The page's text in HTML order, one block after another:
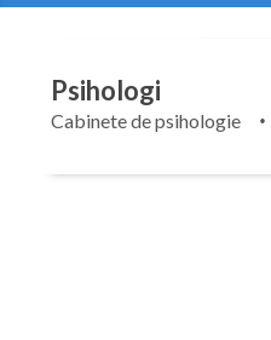
Psihologi
Cabinete de psihologie